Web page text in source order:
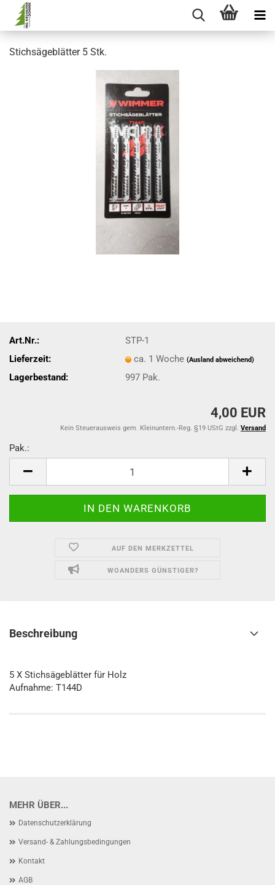
Stichsägeblätter 5 Stk.
Art.Nr.:
STP-1
Lieferzeit:
ca. 1 Woche(Ausland abweichend)
Lagerbestand: 997 Pak.
4,00 EUR
Kein Steuerausweis gem. Kleinuntern.-Reg. §19 UStG zzgl. Versand
Pak.:
AUF DEN MERKZETTEL
WOANDERS GÜNSTIGER?
Beschreibung
5 X Stichsägeblätter für Holz
Aufnahme: T144D
MEHR ÜBER...
Datenschutzerklärung
Versand- & Zahlungsbedingungen
Kontakt
AGB